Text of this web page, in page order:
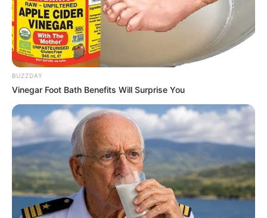
Bikin Ngakak, 10 Potret
Cosplay Murah Pakai Bahan
Seadanya
Anti Mainstream, 10 Cara
Membawa Barang Belanjaan
Versi Warga Thailand
BUZZDAY
Vinegar Foot Bath Benefits Will Surprise You